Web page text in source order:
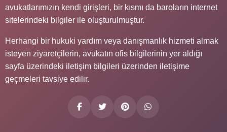
avukatlarımızın kendi girişleri, bir kısmı da baroların internet
sitelerindeki bilgiler ile oluşturulmuştur.
Herhangi bir hukuki yardım veya danışmanlık hizmeti almak
isteyen ziyaretçilerin, avukatın ofis bilgilerinin yer aldığı
sayfa üzerindeki iletişim bilgileri üzerinden iletişime
geçmeleri tavsiye edilir.